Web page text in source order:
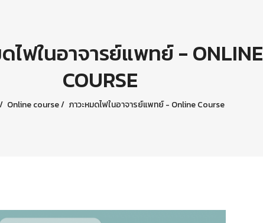
ไฟในอาจารย์แพทย์ - ONLINE
COURSE
Online course ภาวะหมดไฟในอาจารย์แพทย์ - Online Course